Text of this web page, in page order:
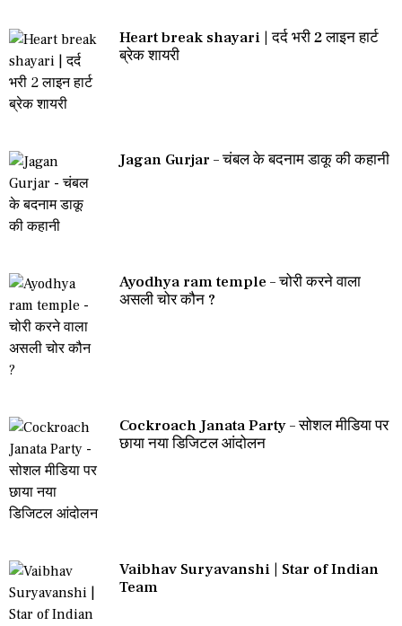
Heart break shayari | दर्द भरी 2 लाइन हार्ट
ब्रेक शायरी
Jagan Gurjar – चंबल के बदनाम डाकू की कहानी
Ayodhya ram temple – चोरी करने वाला
असली चोर कौन ?
Cockroach Janata Party – सोशल मीडिया पर
छाया नया डिजिटल आंदोलन
Vaibhav Suryavanshi | Star of Indian
Team